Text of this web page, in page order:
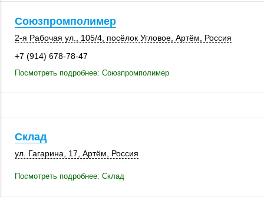
Союзпромполимер
2-я Рабочая ул. 105/4 посёлок Угловое Артём
Россия
+7 (914) 678-78-47
Посмотреть подробнее: Союзпромполимер
Склад
ул. Гагарина, 17 Артём Россия
Посмотреть подробнее: Склад